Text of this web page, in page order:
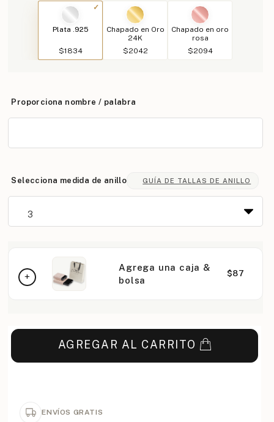
Plata .925
$1834
Chapado en Oro
24K
$2042
Chapado en oro
rosa
$2094
Proporciona nombre / palabra
Selecciona medida de anillo GUÍA DE TALLAS DE ANILLO
Agrega una caja &
bolsa
$87
AGREGAR AL CARRITO
ENVÍOS GRATIS